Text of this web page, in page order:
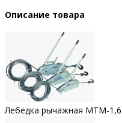
Описание товара
Лебедка рычажная МТМ-1,6